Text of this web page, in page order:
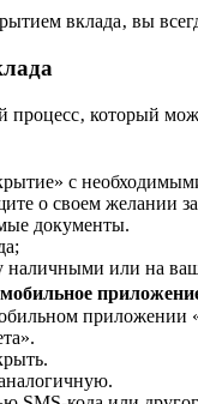
вклада‚ вы
процесс‚ который
с
о своем желании
документы.
наличными или на